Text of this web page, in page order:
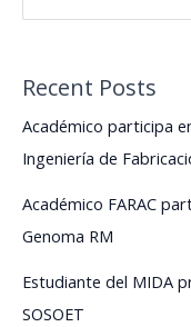
Recent Posts
Académico participa
Ingeniería de
Académico FARAC
Genoma RM
Estudiante del MIDA
SOSOET
para
de
académico/a
grado
de